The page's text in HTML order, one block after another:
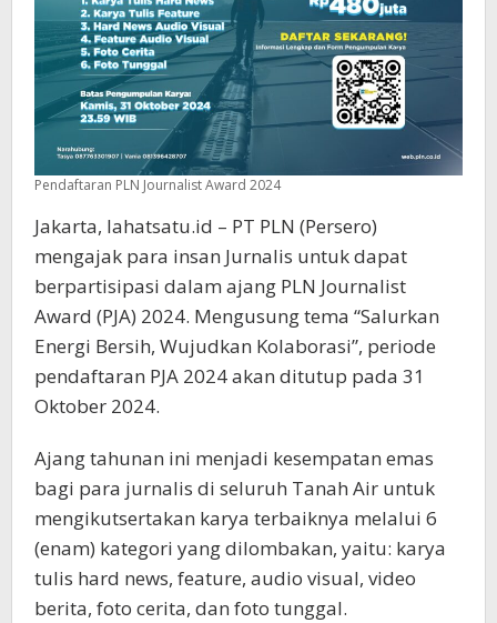
Pendaftaran PLN Journalist Award 2024
Jakarta, lahatsatu.id – PT PLN (Persero)
mengajak para insan Jurnalis untuk dapat
berpartisipasi dalam ajang PLN Journalist
Award (PJA) 2024. Mengusung tema “Salurkan
Energi Bersih, Wujudkan Kolaborasi”, periode
pendaftaran PJA 2024 akan ditutup pada 31
Oktober 2024.
Ajang tahunan ini menjadi kesempatan emas
bagi para jurnalis di seluruh Tanah Air untuk
mengikutsertakan karya terbaiknya melalui 6
(enam) kategori yang dilombakan, yaitu: karya
tulis hard news, feature, audio visual, video
berita, foto cerita, dan foto tunggal.